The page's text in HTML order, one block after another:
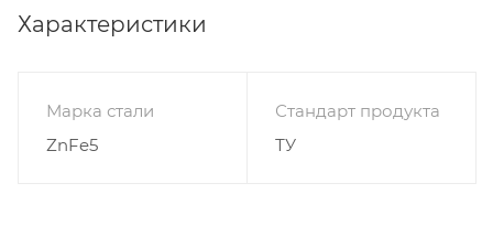
Характеристики
Марка стали
ZnFe5
Стандарт продукта
ТУ